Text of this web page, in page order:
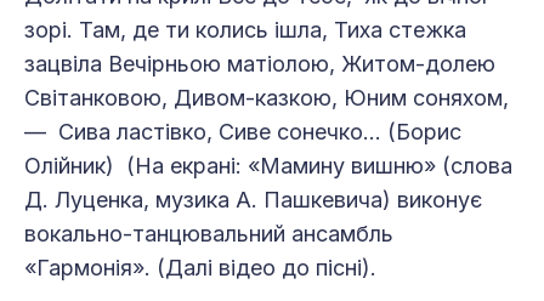
зорі. Там, де ти колись ішла, Тиха стежка
зацвіла Вечірньою матіолою, Житом-долею
Світанковою, Дивом-казкою, Юним соняхом,
— Сива ластівко, Сиве сонечко... (Борис
Олійник) (На екрані: «Мамину вишню» (слова
Д. Луценка, музика А. Пашкевича) виконує
вокально-танцювальний ансамбль
«Гармонія». (Далі відео до пісні).